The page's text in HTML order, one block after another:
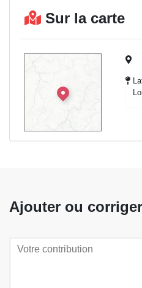
Sur la carte
Ajouter ou